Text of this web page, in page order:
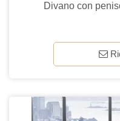
Divano con